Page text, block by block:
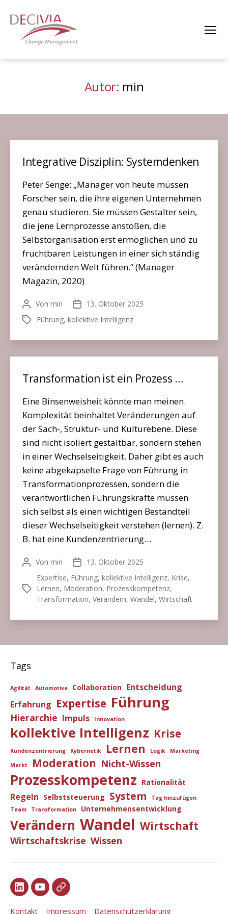
Change
Autor: min
Integrative Disziplin: Systemdenken
Peter Senge: „Manager von heute müssen
Forscher sein, die ihre eigenen Unternehmen
genau studieren. Sie müssen Gestalter sein,
die jene Lernprozesse anstoßen, die
Selbstorganisation erst ermöglichen und zu
fruchtbaren Leistungen in einer sich ständig
verändernden Welt führen.“ (Manager
Magazin, 2020)
Beitragsautor
Von min Veröffentlichungsdatum
13. Oktober 2025
Schlagwörter
Führung, kollektive Intelligenz
Transformation ist ein Prozess …
Eine Binsenweisheit könnte man meinen.
Komplexität beinhaltet Veränderungen auf
der Sach-, Struktur- und Kulturebene. Diese
sind nicht isoliert gestaltbar, sondern stehen
in einer Wechselseitigkeit. Daher gibt es auch
keine abgekapselte Frage von Führung in
Transformationprozessen, sondern die
verantwortlichen Führungskräfte müssen
sich selbst als einen wichtigen Bestandteil
dieser Wechselseitigkeit verstehen (lernen). Z.
B. hat eine Kundenzentrierung…
Beitragsautor
Von min Veröffentlichungsdatum
13. Oktober 2025
Schlagwörter
Expertise, Führung, kollektive Intelligenz, Krise,
Lernen, Moderation, Prozesskompetenz,
Transformation, Verändern, Wandel, Wirtschaft
Tags
Agilität Automotive Collaboration Entscheidung
Erfahrung Expertise Führung
Hierarchie Impuls Innovation
kollektive Intelligenz Krise
Kundenzentrierung Kybernetik Lernen Logik
Marketing
Markt
Moderation Nicht-Wissen
Prozesskompetenz Rationalität
Regeln Selbststeuerung System
Tag hinzufügen
Team
Transformation Unternehmensentwicklung
Verändern Wandel Wirtschaft
Wirtschaftskrise Wissen
Kontakt Impressum Datenschutzerklärung
TB
TByt TB